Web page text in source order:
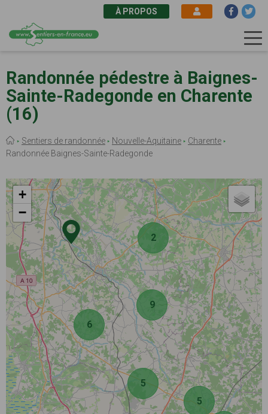
au
contenu
principal
À PROPOS
Randonnée pédestre à Baignes-
Sainte-Radegonde en Charente
(16)
Fil
d'Ariane
Sentiers de randonnée Nouvelle-Aquitaine
Charente
Randonnée Baignes-Sainte-Radegonde
2
6
5
5
9
+
−